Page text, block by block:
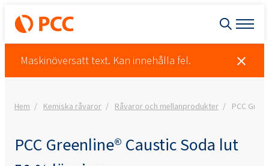
Maskinöversatt text. Kan innehålla fel.
Hem Kemiska råvaror Råvaror och mellanprodukter PCC
PCC Greenline® Caustic Soda lut